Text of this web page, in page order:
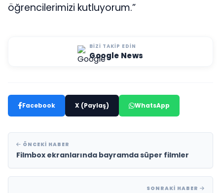
öğrencilerimizi kutluyorum.”
BIZI TAKIP EDIN
Google News
Facebook X (Paylaş) WhatsApp
ÖNCEKI HABER
Filmbox ekranlarında bayramda süper filmler
SONRAKI HABER